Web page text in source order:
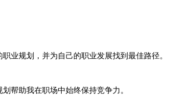
业规划，并为自己的职业发展找到最佳路径。
帮助我在职场中始终保持竞争力。